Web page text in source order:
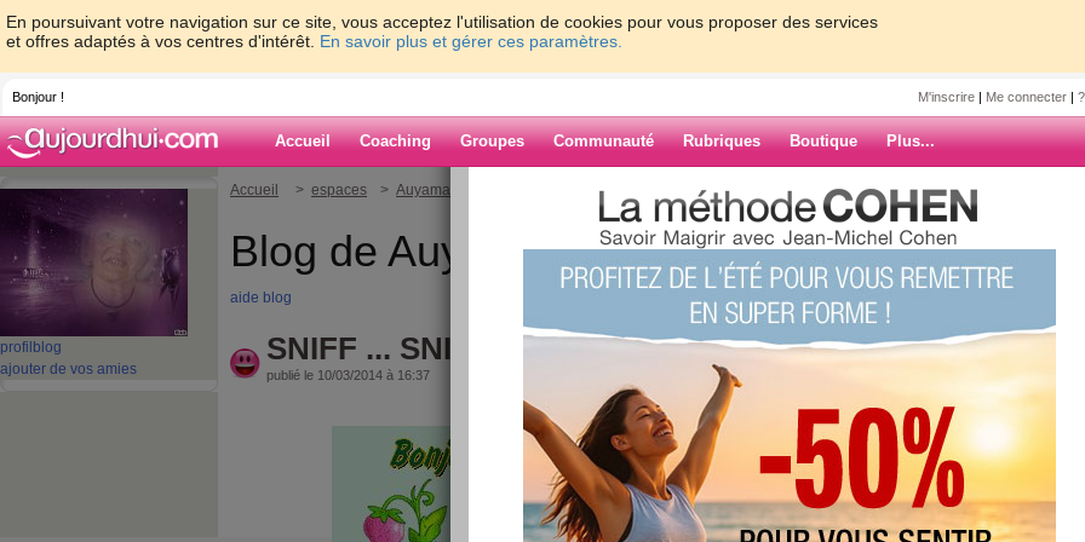
En poursuivant votre navigation sur ce site, vous acceptez l'utilisation de cookies pour vous proposer des services
et offres adaptés à vos centres d'intérêt. En savoir plus et gérer ces paramètres.
Bonjour ! M'inscrire | Me connecter |
Accueil Coaching Groupes Communauté Rubriques Boutique Plus...
profil blog
ajouter de vos amies
Accueil > espaces > Auyama > SNIFF ... SNIFF ... SNIFF ...
Blog de Auyama
aide blog
SNIFF ... SNIFF ... SNIFF ...
publié le 10/03/2014 à 16:37
ARCHIVES